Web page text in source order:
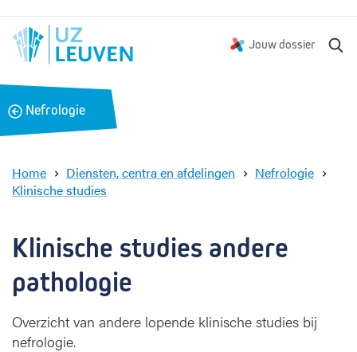
Jouw dossier
B
a
k
Nefrologie
Home Diensten, centra en afdelingen
Nefrologie
Klinische studies
e
r
e
a
Klinische studies andere
pathologie
Overzicht van andere lopende klinische studies bij
nefrologie.